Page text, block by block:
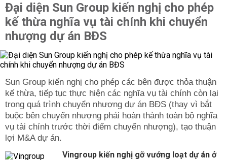
Đại diện Sun Group kiến nghị cho phép
kế thừa nghĩa vụ tài chính khi chuyển
nhượng dự án BĐS
Sun Group kiến nghị cho phép các bên được thỏa thuận
kế thừa, tiếp tục thực hiện các nghĩa vụ tài chính còn lại
trong quá trình chuyển nhượng dự án BĐS (thay vì bắt
buộc bên chuyển nhượng phải hoàn thành toàn bộ nghĩa
vụ tài chính trước thời điểm chuyển nhượng), tạo thuận
lợi M&A dự án.
Vingroup kiến nghị gỡ vướng loạt dự án ở